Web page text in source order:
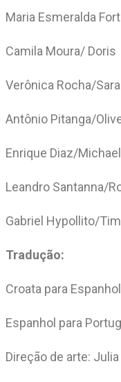
Maria Esmeralda
Camila Moura/ Doris
Verônica Rocha/Sara
Antônio Pitanga/
Enrique Diaz/Michael
Leandro Santanna/
Gabriel Hypollito/Tim
Tradução:
Croata para
Espanhol para
Direção de arte: